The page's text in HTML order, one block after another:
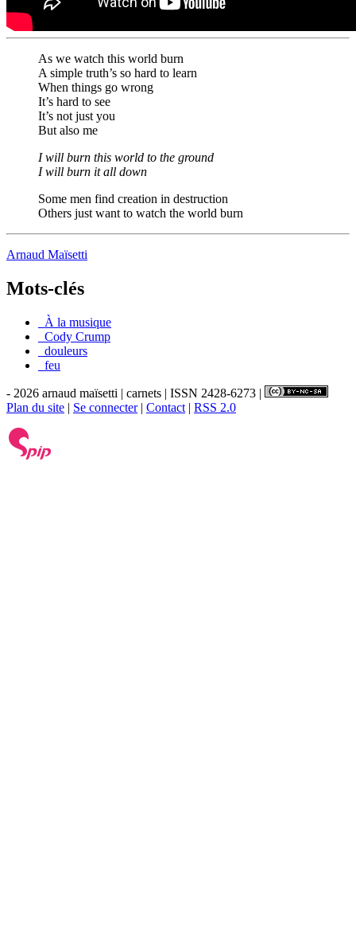
As we watch this world burn
A simple truth’s so hard to learn
When things go wrong
It’s hard to see
It’s not just you
But also me
I will burn this world to the ground
I will burn it all down
Some men find creation in destruction
Others just want to watch the world burn
Arnaud Maïsetti
Mots-clés
_À la musique
_Cody Crump
_douleurs
_feu
- 2026 arnaud maïsetti | carnets | ISSN 2428-6273 |
Plan du site | Se connecter| Contact | RSS 2.0